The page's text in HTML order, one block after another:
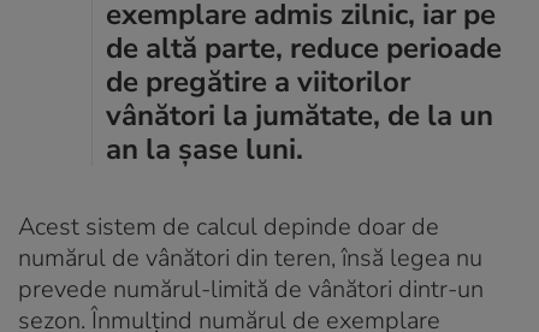
exemplare admis zilnic, iar pe
de altă parte, reduce perioade
de pregătire a viitorilor
vânători la jumătate, de la un
an la șase luni.
Acest sistem de calcul depinde doar de
numărul de vânători din teren, însă legea nu
prevede numărul-limită de vânători dintr-un
sezon. Înmulțind numărul de exemplare